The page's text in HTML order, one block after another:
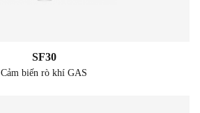
SF30
Cảm biến rò khí GAS